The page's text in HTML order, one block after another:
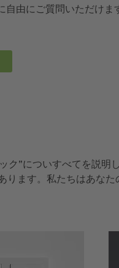
自由にご質問いただけ
”についすべてを説明
ます。私たちはあなた